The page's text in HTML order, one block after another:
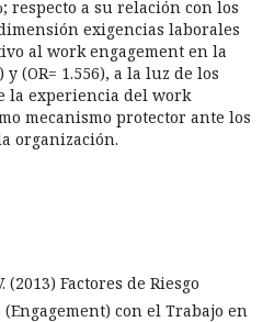
respecto a su relación con los
exigencias laborales
al work engagement en la
(OR= 1.556), a la luz de los
la experiencia del work
mecanismo protector ante los
organización.
(2013) Factores de Riesgo
con el Trabajo en